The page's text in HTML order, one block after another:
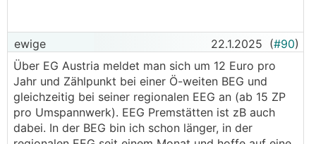
ewige 22.1.2025 (#90)
Über EG Austria meldet man sich um 12 Euro pro
Jahr und Zählpunkt bei einer Ö-weiten BEG und
gleichzeitig bei seiner regionalen EEG an (ab 15 ZP
pro Umspannwerk). EEG Premstätten ist zB auch
dabei. In der BEG bin ich schon länger, in der